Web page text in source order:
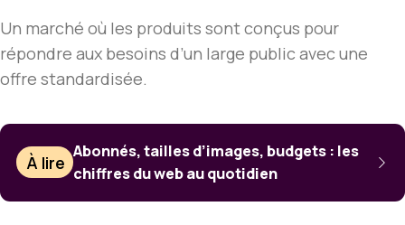
Un marché où les produits sont conçus pour
répondre aux besoins d’un large public avec une
offre standardisée.
À lire
Abonnés, tailles d’images, budgets : les
chiffres du web au quotidien